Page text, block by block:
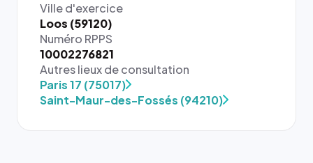
Ville d'exercice
Loos (59120)
Numéro RPPS
10002276821
Autres lieux de consultation
Paris 17 (75017)
Saint-Maur-des-Fossés (94210)
{# 40×40
: la taille
rendue par
`.profile-